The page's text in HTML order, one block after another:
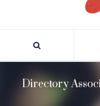
Directory